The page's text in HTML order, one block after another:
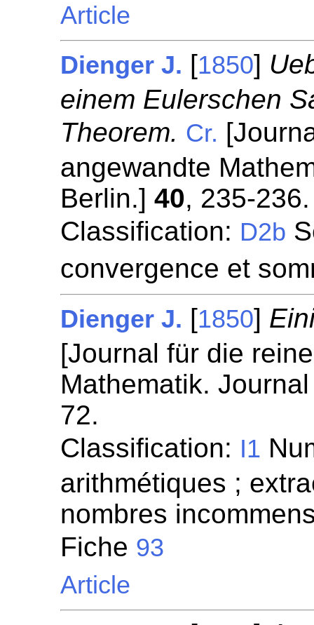
Article
Dienger J. [1850]
einem Eulerschen
Theorem. Cr.
angewandte
Berlin.]40, 235-236.
Classification: D2b
convergence et
Dienger J. [1850]
[Journal für die
Mathematik.
72.
Classification: I1
arithmétiques ;
nombres
Fiche 93
Article